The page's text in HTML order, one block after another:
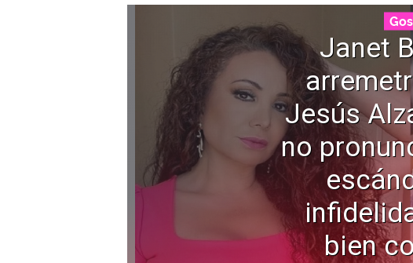
Janet
Jesús
no
bien